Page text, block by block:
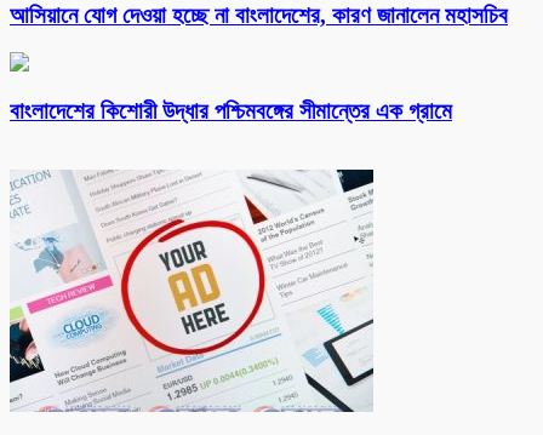
আসিয়ানে যোগ দেওয়া হচ্ছে না বাংলাদেশের, কারণ জানালেন মহাসচিব
বাংলাদেশের কিশোরী উদ্ধার পশ্চিমবঙ্গের সীমান্তের এক গ্রামে